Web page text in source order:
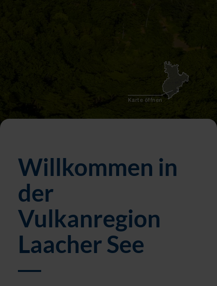
Karte öffnen
Willkommen in
der
Vulkanregion
Laacher See